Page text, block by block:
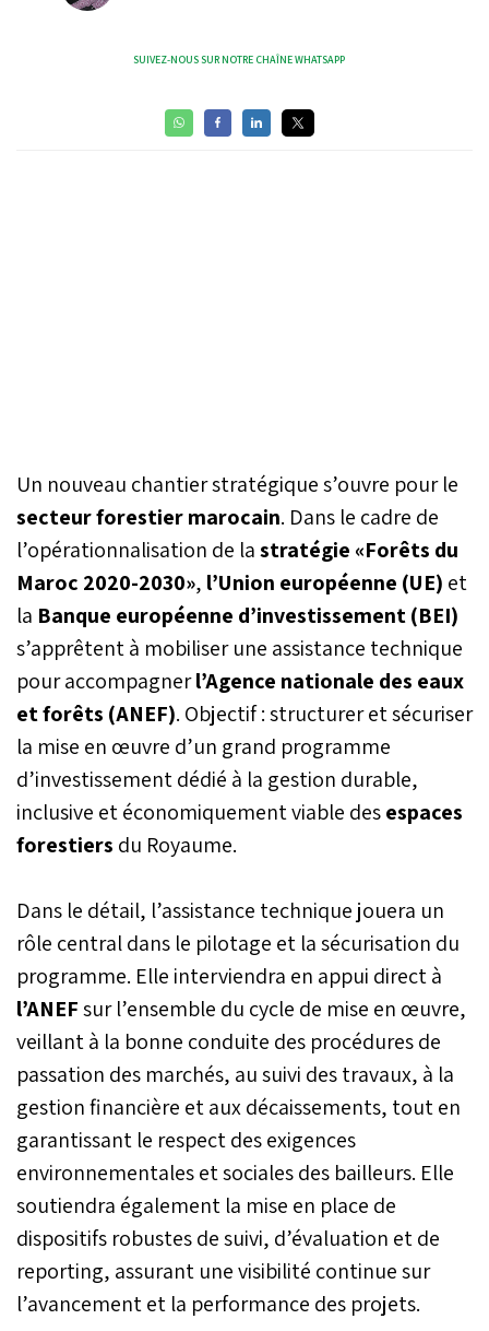
SUIVEZ-NOUS SUR NOTRE CHAÎNE WHATSAPP
Un nouveau chantier stratégique s’ouvre pour le
secteur forestier marocain. Dans le cadre de
l’opérationnalisation de lastratégie «Forêts du
Maroc 2020-2030», l’Union européenne (UE) et
la Banque européenne d’investissement (BEI)
s’apprêtent à mobiliser une assistance technique
pour accompagnerl’Agence nationale des eaux
et forêts (ANEF). Objectif : structurer et sécuriser
la mise en œuvre d’un grand programme
d’investissement dédié à la gestion durable,
inclusive et économiquement viable desespaces
forestiers du Royaume.
Dans le détail, l’assistance technique jouera un
rôle central dans le pilotage et la sécurisation du
programme. Elle interviendra en appui direct à
l’ANEFsur l’ensemble du cycle de mise en œuvre,
veillant à la bonne conduite des procédures de
passation des marchés, au suivi des travaux, à la
gestion financière et aux décaissements, tout en
garantissant le respect des exigences
environnementales et sociales des bailleurs. Elle
soutiendra également la mise en place de
dispositifs robustes de suivi, d’évaluation et de
reporting, assurant une visibilité continue sur
l’avancement et la performance des projets.